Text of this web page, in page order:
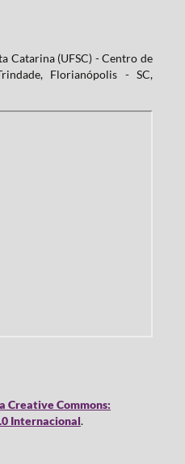
Catarina (UFSC) - Centro de
Florianópolis - SC,
Creative Commons:
Internacional.